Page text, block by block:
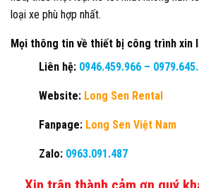
loại xe phù hợp nhất.
Mọi thông tin về thiết bị công trình xin
Liên hệ: 0946.459.966 –
Website: Long Sen Rental
Fanpage: Long Sen Việt Nam
Zalo: 0963.091.487